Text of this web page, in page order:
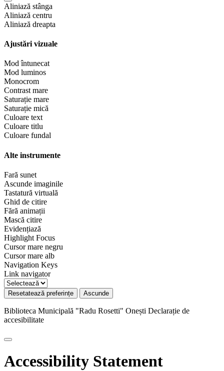
Aliniază stânga
Aliniază centru
Aliniază dreapta
Ajustări vizuale
Mod întunecat
Mod luminos
Monocrom
Contrast mare
Saturație mare
Saturație mică
Culoare text
Culoare titlu
Culoare fundal
Alte instrumente
Fară sunet
Ascunde imaginile
Tastatură virtuală
Ghid de citire
Fără animații
Mască citire
Evidențiază
Highlight Focus
Cursor mare negru
Cursor mare alb
Navigation Keys
Link navigator
Resetatează preferințe Ascunde
Biblioteca Municipală "Radu Rosetti" Onești Declarație de
accesibilitate
Accessibility Statement